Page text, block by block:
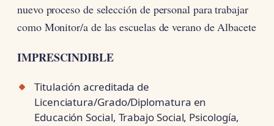
nuevo proceso de selección de personal para trabajar
como Monitor/a de las escuelas de verano de Albacete
IMPRESCINDIBLE
Titulación acreditada de
Licenciatura/Grado/Diplomatura en
Educación Social, Trabajo Social, Psicología,